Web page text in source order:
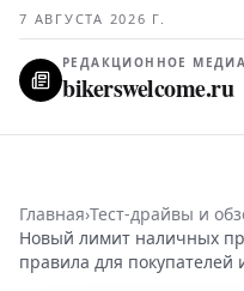
7 АВГУСТА 2026 Г.
РЕДАКЦИОННОЕ МЕДИА
bikerswelcome.ru
Главная›Тест-драйвы и
Новый лимит наличных
правила для покупателей